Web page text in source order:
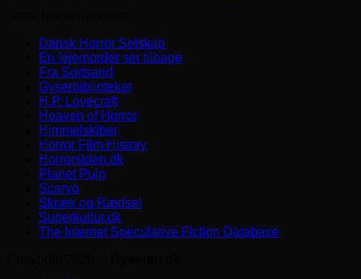
Dansk Horror Selskab
En lejemorder ser tilbage
Fra Sortsand
Gyserbiblioteket
H.P. Lovecraft
Heaven of Horror
Himmelskibet
Horror Film History
Horrorsiden.dk
Planet Pulp
Scaryo
Skræk og Rædsel
Superkultur.dk
The Internet Speculative Fiction Database